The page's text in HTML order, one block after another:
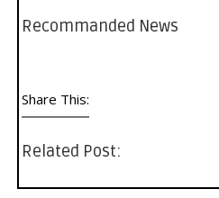
Recommanded News
Share This:
Related Post: